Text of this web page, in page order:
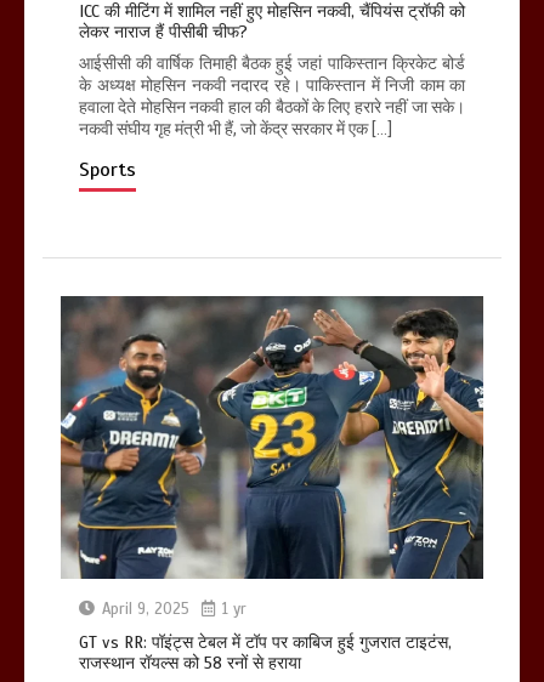
ICC की मीटिंग में शामिल नहीं हुए मोहसिन नकवी, चैंपियंस ट्रॉफी को
लेकर नाराज हैं पीसीबी चीफ?
आईसीसी की वार्षिक तिमाही बैठक हुई जहां पाकिस्तान क्रिकेट बोर्ड
के अध्यक्ष मोहसिन नकवी नदारद रहे। पाकिस्तान में निजी काम का
हवाला देते मोहसिन नकवी हाल की बैठकों के लिए हरारे नहीं जा सके।
नकवी संघीय गृह मंत्री भी हैं, जो केंद्र सरकार में एक […]
Sports
April 9, 2025 1 yr
GT vs RR: पॉइंट्स टेबल में टॉप पर काबिज हुई गुजरात टाइटंस,
राजस्थान रॉयल्स को 58 रनों से हराया